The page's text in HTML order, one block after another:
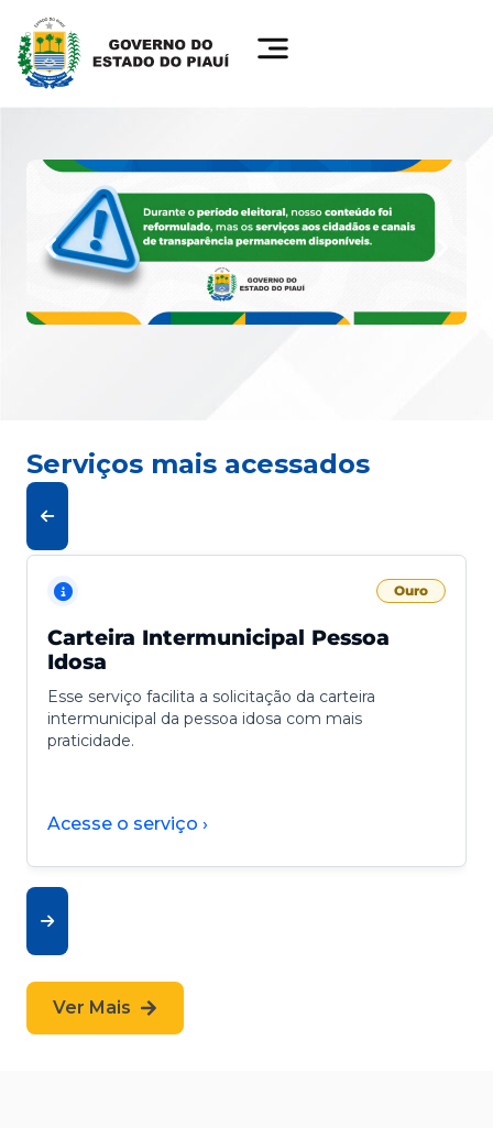
Serviços mais acessados
Ouro
Carteira Intermunicipal Pessoa
Idosa
Esse serviço facilita a solicitação da carteira
intermunicipal da pessoa idosa com mais
praticidade.
Acesse o serviço ›
Ver Mais